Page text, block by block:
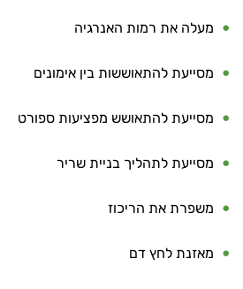
מעלה את רמות האנרגיה
מסייעת להתאוששות בין אימונים
מסייעת להתאושש מפציעות ספורט
מסייעת לתהליך בניית שריר
משפרת את הריכוז
מאזנת לחץ דם
התזונה ומוצרי הבריאות
עובדים יחד כדי למקסם תוצאות
המטרה שלי היא להתאים